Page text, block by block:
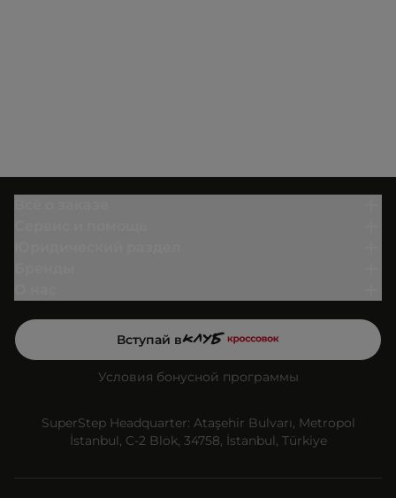
Вступай в
Условия бонусной программы
SuperStep Headquarter: Ataşehir Bulvarı, Metropol
İstanbul, C-2 Blok, 34758, İstanbul, Türkiye